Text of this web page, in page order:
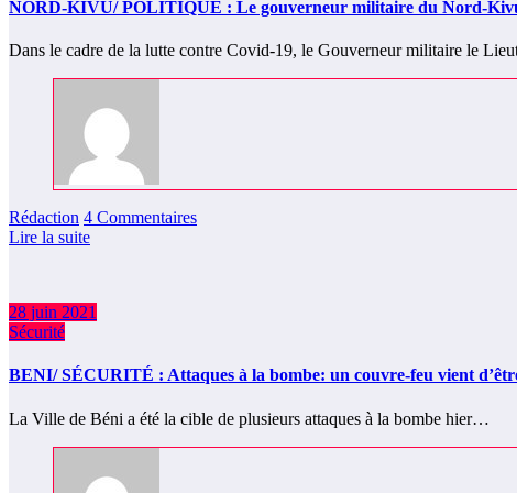
NORD-KIVU/ POLITIQUE : Le gouverneur militaire du Nord-
Dans le cadre de la lutte contre Covid-19, le Gouverneur militaire le
Rédaction 4 Commentaires
Lire la suite
28 juin 2021
Sécurité
BENI/ SÉCURITÉ : Attaques à la bombe: un couvre-feu vient
La Ville de Béni a été la cible de plusieurs attaques à la bombe hier…